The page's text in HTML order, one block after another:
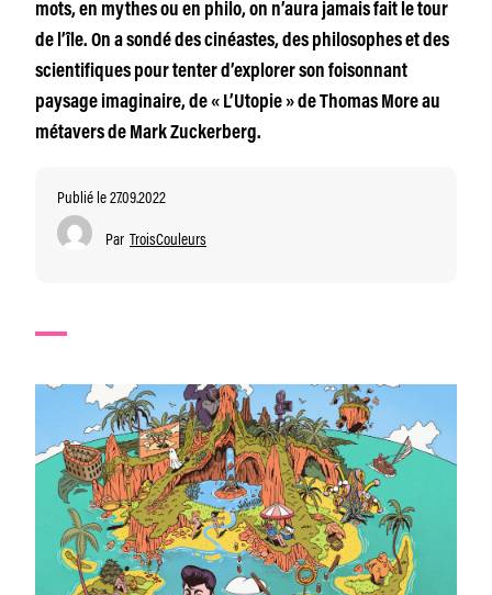
mots, en mythes ou en philo, on n’aura jamais fait le tour
de l’île. On a sondé des cinéastes, des philosophes et des
scientifiques pour tenter d’explorer son foisonnant
paysage imaginaire, de « L’Utopie » de Thomas More au
métavers de Mark Zuckerberg.
Publié le 27.09.2022
Par TroisCouleurs